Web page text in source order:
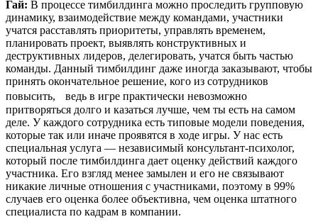
Гай: В процессе тимбилдинга можно проследить групповую
динамику, взаимодействие между командами, участники
учатся расставлять приоритеты, управлять временем,
планировать проект, выявлять конструктивных и
деструктивных лидеров, делегировать, учатся быть частью
команды. Данный тимбилдинг даже иногда заказывают, чтобы
принять окончательное решение, кого из сотрудников
повысить, ведь в игре практически невозможно
притворяться долго и казаться лучше, чем ты есть на самом
деле. У каждого сотрудника есть типовые модели поведения,
которые так или иначе проявятся в ходе игры. У нас есть
специальная услуга — независимый консультант-психолог,
который после тимбилдинга дает оценку действий каждого
участника. Его взгляд менее замылен и его не связывают
никакие личные отношения с участниками, поэтому в 99%
случаев его оценка более объективна, чем оценка штатного
специалиста по кадрам в компании.